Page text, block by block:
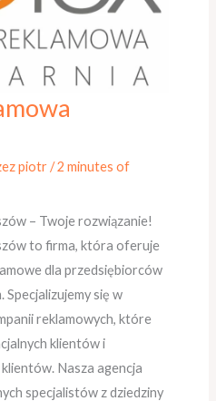
piotr/2 minutes of
– Twoje rozwiązanie!
to firma, która oferuje
dla przedsiębiorców
się w
reklamowych, które
klientów i
Nasza agencja
specjalistów z dziedziny